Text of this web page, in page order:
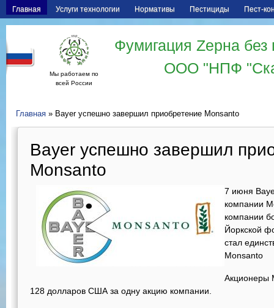
Главная Услуги технологии Нормативы Пестициды Пест-
Мы работаем по
всей России
Фумигация Zерна
ООО "НПФ
Главная » Bayer успешно завершил приобретение Monsanto
Bayer успешно завершил
Monsanto
7 июня
компании
компании
Йоркской
стал
Monsanto
Акционеры
128 долларов США за одну акцию компании.